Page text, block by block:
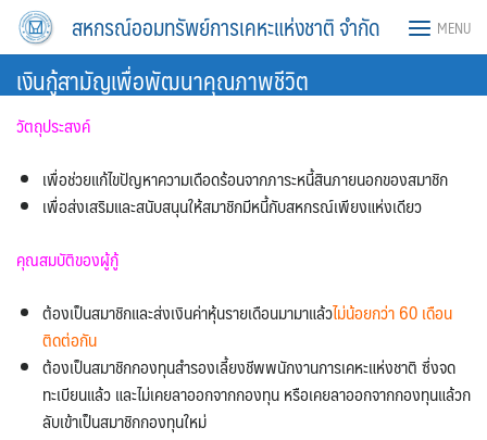
Skip
content
สหกรณ์ออมทรัพย์การเคหะแห่งชาติ จำกัด MENU
เงินกู้สามัญเพื่อพัฒนาคุณภาพชีวิต
วัตถุประสงค์
เพื่อช่วยแก้ไขปัญหาความเดือดร้อนจากภาระหนี้สินภายนอกของสมาชิก
เพื่อส่งเสริมและสนับสนุนให้สมาชิกมีหนี้กับสหกรณ์เพียงแห่งเดียว
คุณสมบัติของผู้กู้
ต้องเป็นสมาชิกและส่งเงินค่าหุ้นรายเดือนมามาแล้วไม่น้อยกว่า 60 เดือน
ติดต่อกัน
ต้องเป็นสมาชิกกองทุนสำรองเลี้ยงชีพพนักงานการเคหะแห่งชาติ ซึ่งจด
ทะเบียนแล้ว และไม่เคยลาออกจากกองทุน หรือเคยลาออกจากกองทุนแล้วก
ลับเข้าเป็นสมาชิกกองทุนใหม่